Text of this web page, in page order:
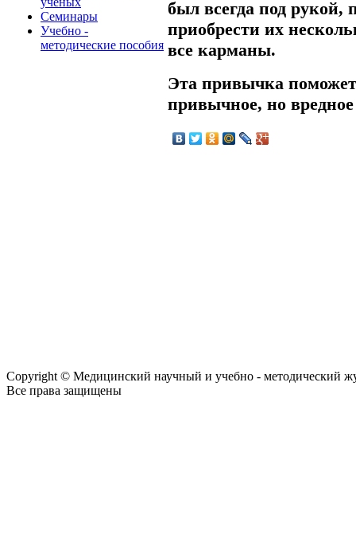
Семинары
Учебно -
методические пособия
был всегда под рукой,
приобрести их
все карманы.
Эта привычка
привычное, но вредное
Copyright © Медицинский научный и учебно - методический
Все права защищены